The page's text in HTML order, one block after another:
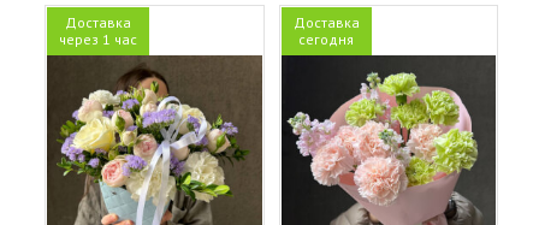
Доставка
через 1 час
Доставка
сегодня